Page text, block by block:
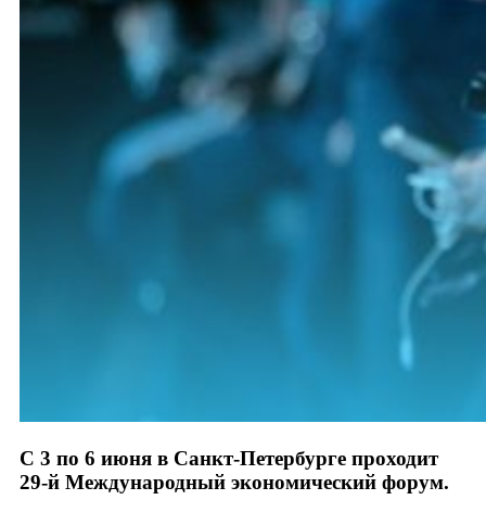
С 3 по 6 июня в Санкт-Петербурге проходит
29-й Международный экономический форум.